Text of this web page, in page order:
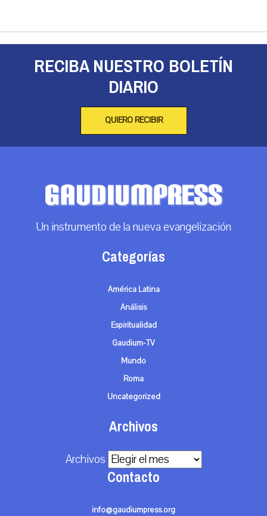
RECIBA NUESTRO BOLETÍN
DIARIO
QUIERO RECIBIR
Un instrumento de la nueva evangelización
Categorías
América Latina
Análisis
Espiritualidad
Gaudium-TV
Mundo
Roma
Uncategorized
Archivos
Archivos
Contacto
info@gaudiumpress.org